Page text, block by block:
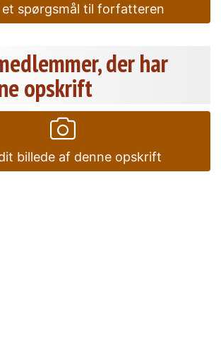
et spørgsmål til forfatteren
der har
opskrift
billede af denne opskrift